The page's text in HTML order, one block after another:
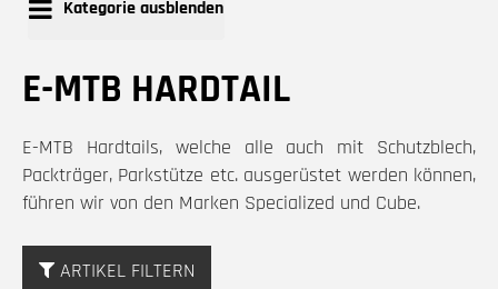
Kategorie ausblenden
E-MTB HARDTAIL
E-MTB Hardtails, welche alle auch mit Schutzblech,
Packträger, Parkstütze etc. ausgerüstet werden können,
führen wir von den Marken Specialized und Cube.
ARTIKEL FILTERN